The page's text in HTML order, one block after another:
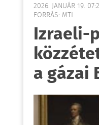
2026. JANUÁR 19.
FORRÁS: MTI
Izraeli-
a gázai